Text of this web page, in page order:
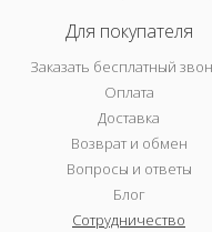
Для покупателя
Заказать бесплатный
Оплата
Доставка
Возврат и обмен
Вопросы и ответы
Блог
Сотрудничество